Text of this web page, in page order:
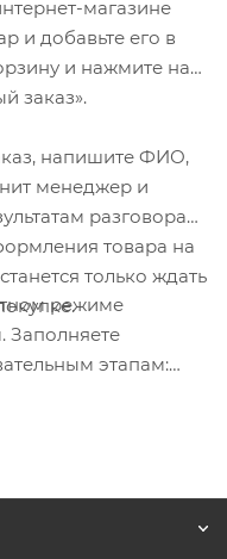
магазине
и добавьте его в
и нажмите на
заказ».
напишите ФИО,
менеджер и
разговора
товара на
только ждать
режиме
Заполняете
этапам: